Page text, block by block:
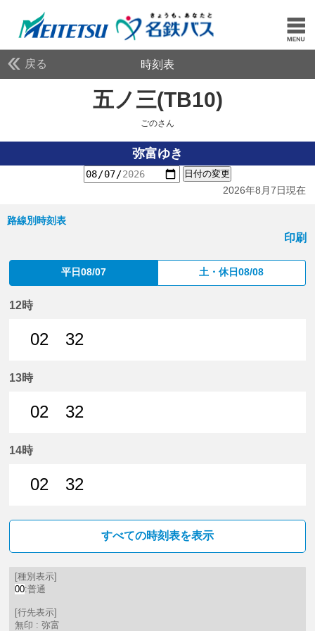
戻る 時刻表
五ノ三(TB10)
ごのさん
弥富ゆき
日付の変更
2026年8月7日現在
路線別時刻表
印刷
平日08/07 土・休日08/08
12時
02
32
13時
02
32
14時
02
32
すべての時刻表を表示
[種別表示]
00:普通
[行先表示]
無印 : 弥富